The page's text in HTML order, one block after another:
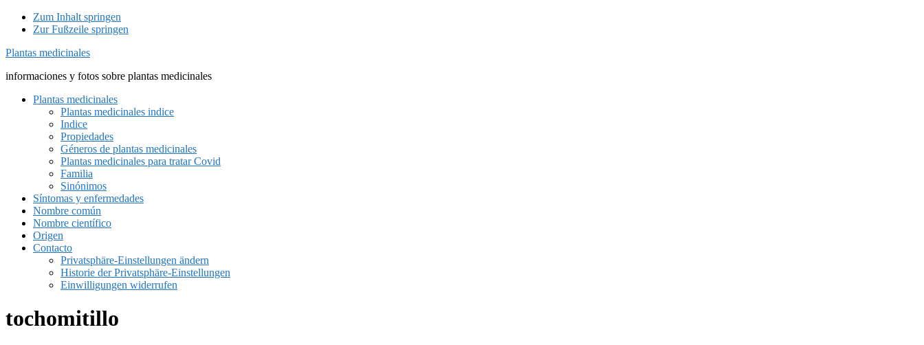
Zum Inhalt springen
Zur Fußzeile springen
Plantas medicinales
informaciones y fotos sobre plantas medicinales
Plantas medicinales
Plantas medicinales indice
Indice
Propiedades
Géneros de plantas medicinales
Plantas medicinales para tratar Covid
Familia
Sinónimos
Síntomas y enfermedades
Nombre común
Nombre científico
Origen
Contacto
Privatsphäre-Einstellungen ändern
Historie der Privatsphäre-Einstellungen
Einwilligungen widerrufen
tochomitillo